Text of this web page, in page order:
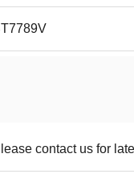
contact us for